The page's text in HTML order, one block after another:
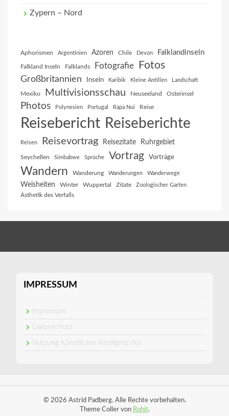
Zypern – Nord
Aphorismen Argentinien Azoren Chile Devon Falklandinseln
Falkland Inseln Falklands Fotografie Fotos
Großbritannien Inseln Karibik Kleine Antillen Landschaft
Mexiko Multivisionsschau Neuseeland Osterinsel
Photos Polynesien Portugal Rapa Nui Reise
Reisebericht Reiseberichte
Reisen Reisevortrag Reisezitate Ruhrgebiet
Seychellen Simbabwe Sprüche Vortrag Vorträge
Wandern Wanderung Wanderungen Wanderwege
Weisheiten Winter Wuppertal Zitate Zoologischer Garten
Ästhetik des Verfalls
IMPRESSUM
Impressum
Datenschutz
Nutzung Künstlicher Intelligenz (KI)
© 2026 Astrid Padberg. Alle Rechte vorbehalten.
Theme Coller von Rohit.